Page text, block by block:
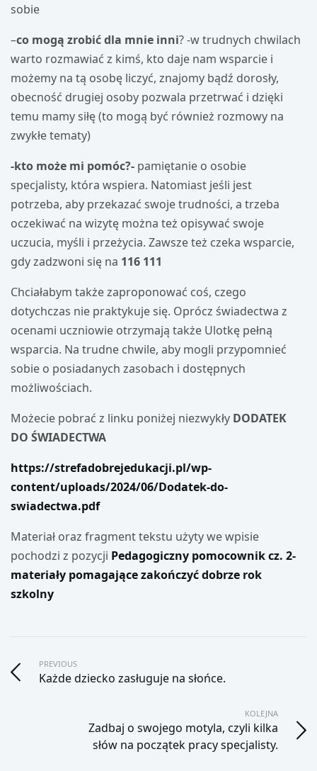
sobie
–co mogą zrobić dla mnie inni? -w trudnych chwilach
warto rozmawiać z kimś, kto daje nam wsparcie i
możemy na tą osobę liczyć, znajomy bądź dorosły,
obecność drugiej osoby pozwala przetrwać i dzięki
temu mamy siłę (to mogą być również rozmowy na
zwykłe tematy)
-kto może mi pomóc?- pamiętanie o osobie
specjalisty, która wspiera. Natomiast jeśli jest
potrzeba, aby przekazać swoje trudności, a trzeba
oczekiwać na wizytę można też opisywać swoje
uczucia, myśli i przeżycia. Zawsze też czeka wsparcie,
gdy zadzwoni się na 116 111
Chciałabym także zaproponować coś, czego
dotychczas nie praktykuje się. Oprócz świadectwa z
ocenami uczniowie otrzymają także Ulotkę pełną
wsparcia. Na trudne chwile, aby mogli przypomnieć
sobie o posiadanych zasobach i dostępnych
możliwościach.
Możecie pobrać z linku poniżej niezwykły DODATEK
DO ŚWIADECTWA
https://strefadobrejedukacji.pl/wp-
content/uploads/2024/06/Dodatek-do-
swiadectwa.pdf
Materiał oraz fragment tekstu użyty we wpisie
pochodzi z pozycji Pedagogiczny pomocownik cz. 2-
materiały pomagające zakończyć dobrze rok
szkolny
PREVIOUS
Każde dziecko zasługuje na słońce.
KOLEJNA
Zadbaj o swojego motyla, czyli kilka
słów na początek pracy specjalisty.